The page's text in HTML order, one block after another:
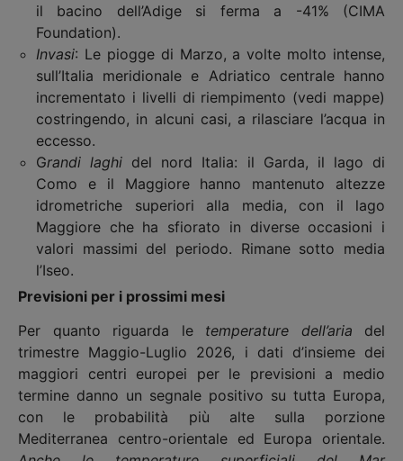
il bacino dell’Adige si ferma a -41% (CIMA
Foundation).
Invasi: Le piogge di Marzo, a volte molto intense,
sull’Italia meridionale e Adriatico centrale hanno
incrementato i livelli di riempimento (vedi mappe)
costringendo, in alcuni casi, a rilasciare l’acqua in
eccesso.
Grandi laghi del nord Italia: il Garda, il lago di
Como e il Maggiore hanno mantenuto altezze
idrometriche superiori alla media, con il lago
Maggiore che ha sfiorato in diverse occasioni i
valori massimi del periodo. Rimane sotto media
l’Iseo.
Previsioni per i prossimi mesi
Per quanto riguarda le temperature dell’aria del
trimestre Maggio-Luglio 2026, i dati d’insieme dei
maggiori centri europei per le previsioni a medio
termine danno un segnale positivo su tutta Europa,
con le probabilità più alte sulla porzione
Mediterranea centro-orientale ed Europa orientale.